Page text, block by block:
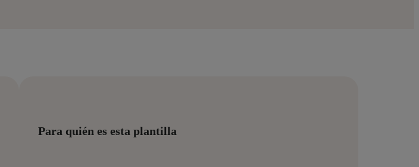
Para quién es esta plantilla